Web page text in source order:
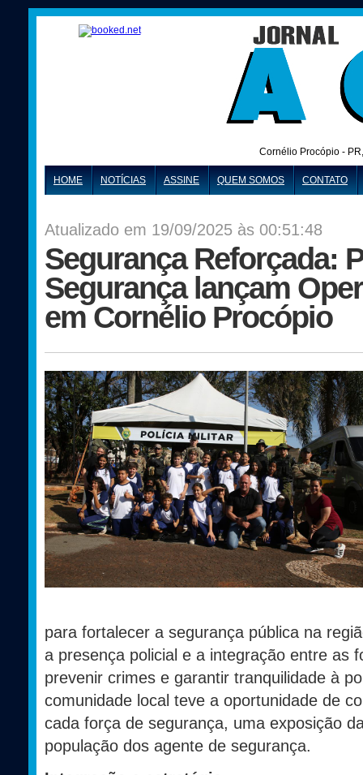
Cornélio Procópio -
HOME NOTÍCIAS ASSINE QUEM SOMOS CONTATO
Atualizado em 19/09/2025 às 00:51:48
Segurança Reforçada:
Segurança lançam
em Cornélio Procópio
para fortalecer a segurança pública na
a presença policial e a integração entre as
prevenir crimes e garantir tranquilidade à
comunidade local teve a oportunidade de
cada força de segurança, uma exposição
população dos agente de segurança.